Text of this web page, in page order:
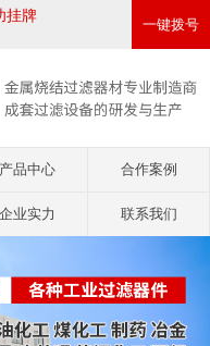
挂牌
一键拨号
产品中心 合作案例
企业实力 联系我们